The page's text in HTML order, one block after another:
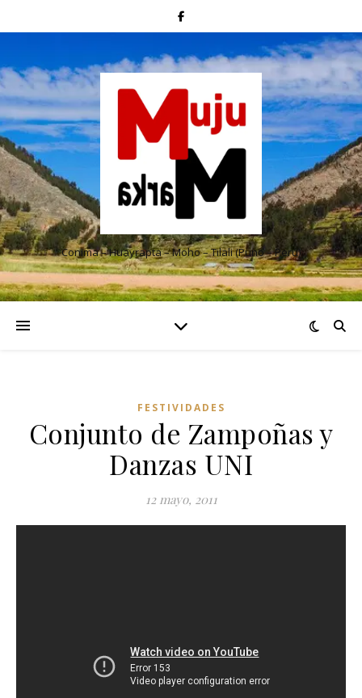
Conima – Huayrapta – Moho – Tilali (Puno – Perú)
FESTIVIDADES
Conjunto de Zampoñas y
Danzas UNI
12 mayo, 2011